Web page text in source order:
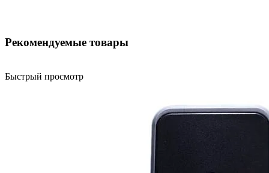
Рекомендуемые товары
Быстрый просмотр